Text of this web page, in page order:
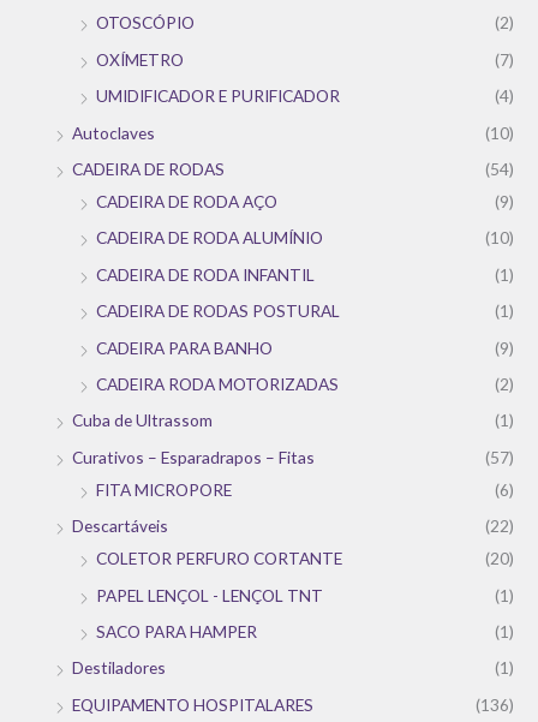
OTOSCÓPIO
(2)
OXÍMETRO
(7)
UMIDIFICADOR E PURIFICADOR
(4)
Autoclaves
(10)
CADEIRA DE RODAS
(54)
CADEIRA DE RODA AÇO
(9)
CADEIRA DE RODA ALUMÍNIO
(10)
CADEIRA DE RODA INFANTIL
(1)
CADEIRA DE RODAS POSTURAL
(1)
CADEIRA PARA BANHO
(9)
CADEIRA RODA MOTORIZADAS
(2)
Cuba de Ultrassom
(1)
Curativos – Esparadrapos – Fitas
(57)
FITA MICROPORE
(6)
Descartáveis
(22)
COLETOR PERFURO CORTANTE
(20)
PAPEL LENÇOL - LENÇOL TNT
(1)
SACO PARA HAMPER
(1)
Destiladores
(1)
EQUIPAMENTO HOSPITALARES
(136)